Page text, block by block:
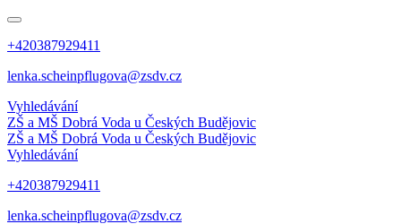
+420387929411
lenka.scheinpflugova@zsdv.cz
Vyhledávání
ZŠ a MŠ Dobrá Voda u Českých Budějovic
ZŠ a MŠ Dobrá Voda u Českých Budějovic
Vyhledávání
+420387929411
lenka.scheinpflugova@zsdv.cz